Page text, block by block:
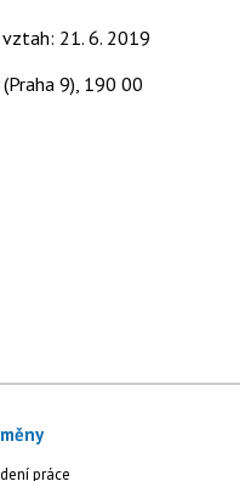
21. 6. 2019
9), 190 00
práce